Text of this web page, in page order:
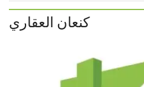
كنعان العقاري